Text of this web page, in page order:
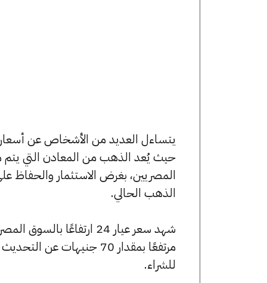
حيث يُعد الذهب من المعادن التي يتم
المصريين، بغرض الاستثمار
الذهب الحالي.
للشراء.